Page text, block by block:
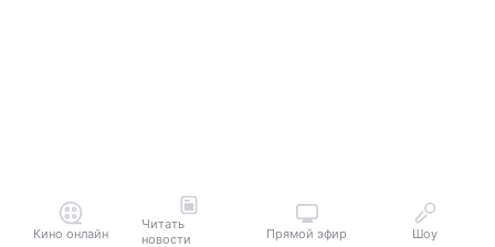
Кино онлайн
Читать
новости
Прямой эфир Шоу